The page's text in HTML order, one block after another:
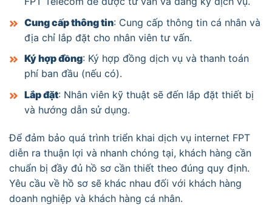
Cung cấp thông tin: Cung cấp thông tin cá nhân và
địa chỉ lắp đặt cho nhân viên tư vấn.
Ký hợp đồng: Ký hợp đồng dịch vụ và thanh toán
phí ban đầu (nếu có).
Lắp đặt: Nhân viên kỹ thuật sẽ đến lắp đặt thiết bị
và hướng dẫn sử dụng.
Để đảm bảo quá trình triển khai dịch vụ internet FPT
diễn ra thuận lợi và nhanh chóng tại, khách hàng cần
chuẩn bị đầy đủ hồ sơ cần thiết theo đúng quy định.
Yêu cầu về hồ sơ sẽ khác nhau đối với khách hàng
doanh nghiệp và khách hàng cá nhân.